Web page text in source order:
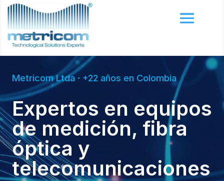
Metricom Ltda · +22 años en Colombia
Expertos en equipos
de medición, fibra
óptica y
telecomunicaciones